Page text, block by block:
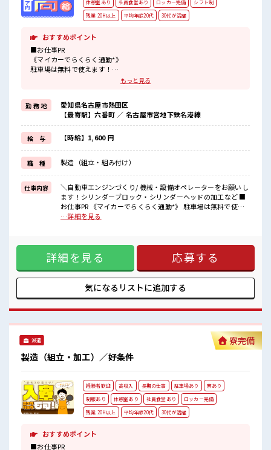
休憩室あり
社員食堂あり ロッカー完備
シフト制
残業 20H以上
平均年齢20代 30代が活躍
おすすめポイント
■お仕事PR
《マイカーでらくらく通勤*》
駐車場は無料で使えます！
車・バイク・自転車・電車通勤OK！
《経験をいかして働こう*》
ブランクのある方も大歓迎！
ここでさらにスキルUPしちゃいましょう★
《制服無料*》
制服は無料で貸与されます！
仕事用の服を自分で用意する手間も無し！
毎日使うものだからこそ、
無料で利用できるのは嬉しいポイントですね！
■職場の雰囲気
20代・30代の方カツヤク中★
休憩室・ロッカー完備！
休憩時間にしっかりリフレッシュできます◎
お昼ご飯に困らないですね♪
もっと見る
勤 務 地
愛知県名古屋市熱田区
【最寄駅】六番町 ／ 名古屋市営地下鉄名港線
給 与 【時給】1,600 円
職 種 製造（組立・組み付け）
仕事内容
＼自動車エンジンづくり/ 機械・設備オペレーターをお願いし
ます！シリンダーブロック・シリンダーヘッドの加工など ■
お仕事PR 《マイカーでらくらく通勤*》 駐車場は無料で使え
ます！ 車・バイク・自転車・電車通勤OK！ ご自身のライフ
UPしちゃいましょう★ 《制服無料*》 制服は無料で貸与され
ます！ 仕事用の服を自分で用意する手間も無し！ 毎日使うも
のだからこそ、 無料で利用できるのは嬉しいポイントです
ね！ ■職場の雰囲気 20代・30代の方カツヤク中★ 休憩室・
ロッカー完備！ 休憩時間にしっかりリフレッシュできます◎
さらに食堂もあります！ コンビニは職場の目の前にあるので
…詳細を見る
詳細を見る 応募する
気になるリストに追加する
派遣
製造（組立・加工）／好条件
寮完備
経験者歓迎 高収入 長期の仕事 駐車場あり
寮あり
制服あり
休憩室あり 社員食堂あり
ロッカー完備
残業 20H以上
平均年齢20代 30代が活躍
おすすめポイント
■お仕事PR